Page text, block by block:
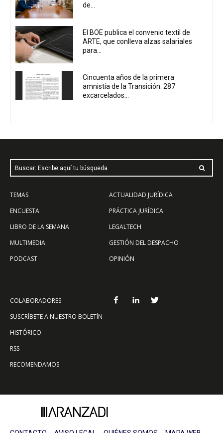
de...
El BOE publica el convenio textil de
ARTE, que conlleva alzas salariales
para...
Cincuenta años de la primera
amnistía de la Transición: 287
excarcelados...
Buscar: Escribe aquí tu búsqueda
TEMAS
ENCUESTA
LIBRO DE LA SEMANA
MULTIMEDIA
PODCAST
ACTUALIDAD JURÍDICA
PRÁCTICA JURÍDICA
LEGALTECH
GESTIÓN DEL DESPACHO
OPINIÓN
COLABORADORES
SUSCRÍBETE A NUESTRO BOLETÍN
HISTÓRICO
RSS
RECOMENDAMOS